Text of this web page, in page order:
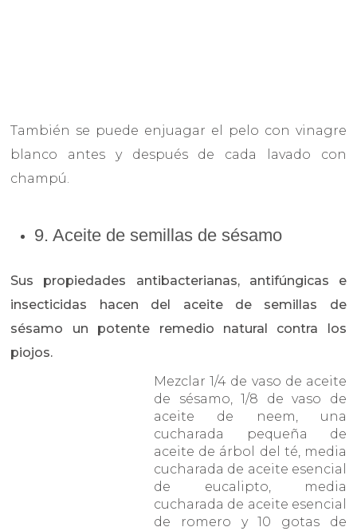
También se puede enjuagar el pelo con vinagre
blanco antes y después de cada lavado con
champú.
9. Aceite de semillas de sésamo
Sus propiedades antibacterianas, antifúngicas e
insecticidas hacen del aceite de semillas de
sésamo un potente remedio natural contra los
piojos.
Mezclar 1/4 de vaso de aceite
de sésamo, 1/8 de vaso de
aceite de neem, una
cucharada pequeña de
aceite de árbol del té, media
cucharada de aceite esencial
de eucalipto, media
cucharada de aceite esencial
de romero y 10 gotas de